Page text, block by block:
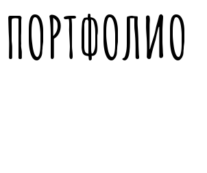
ПОРТФОЛИО